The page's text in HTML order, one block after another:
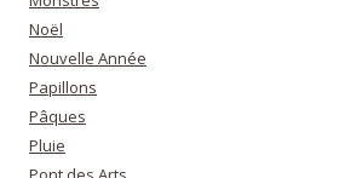
Noël
Nouvelle Année
Papillons
Pâques
Pluie